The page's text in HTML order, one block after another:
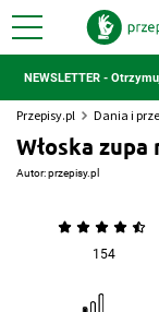
NEWSLETTER -
Przepisy.pl Dania i
Włoska
Autor:przepisy.pl
154